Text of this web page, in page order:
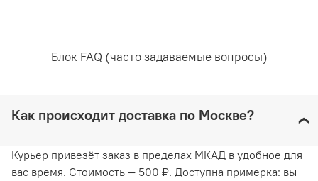
недопустимо и навредит ткани. Отжимайте белье
рекомендаций, вы продлите жизнь белью и сохраните
Блок FAQ (часто задаваемые вопросы)
Как происходит доставка по Москве?
Курьер привезёт заказ в пределах МКАД в удобное для
вас время. Стоимость — 500 ₽. Доступна примерка: вы